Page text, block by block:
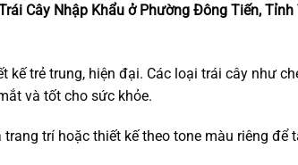
Cây Nhập Khẩu ở Phường Đông Tiến, Tỉnh
trẻ trung, hiện đại. Các loại trái cây như
và tốt cho sức khỏe.
trí hoặc thiết kế theo tone màu riêng để